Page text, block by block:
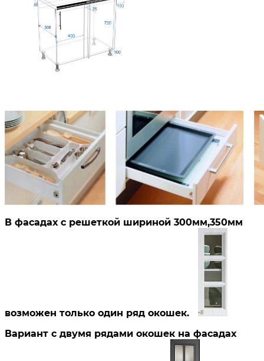
В фасадах с решеткой шириной 300мм,350мм
возможен только один ряд окошек.
Вариант с двумя рядами окошек на фасадах